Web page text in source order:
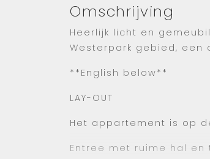
Omschrijving
Heerlijk licht en
Westerpark gebied,
**English below**
LAY-OUT
Het appartement is op
Entree met ruime hal en